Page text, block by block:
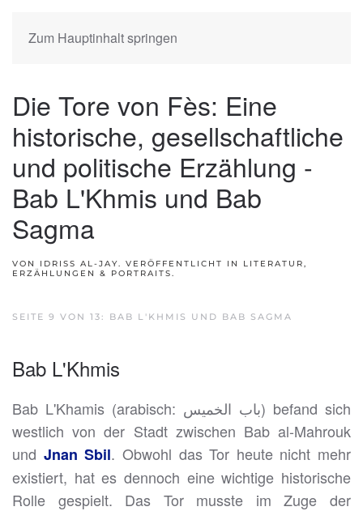
Zum Hauptinhalt springen
Die Tore von Fès: Eine
historische, gesellschaftliche
und politische Erzählung -
Bab L'Khmis und Bab
Sagma
VON IDRISS AL-JAY. VERÖFFENTLICHT IN LITERATUR,
ERZÄHLUNGEN & PORTRAITS.
SEITE 9 VON 13: BAB L'KHMIS UND BAB SAGMA
Bab L'Khmis
Bab L'Khamis (arabisch: باب الخميس) befand sich
westlich von der Stadt zwischen Bab al-Mahrouk
und Jnan Sbil. Obwohl das Tor heute nicht mehr
existiert, hat es dennoch eine wichtige historische
Rolle gespielt. Das Tor musste im Zuge der